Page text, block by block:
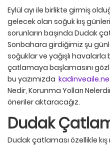
Eylül ayı ile birlikte girmiş
gelecek olan soğuk kış
sorunların başında Dudak
Sonbahara girdiğimiz şu
soğuklar ve yağışlı havalarla
çatlamaya başlamasını
bu yazımızda
Nedir, Korunma Yolları
öneriler aktaracağız.
Dudak
Dudak çatlaması özellikle